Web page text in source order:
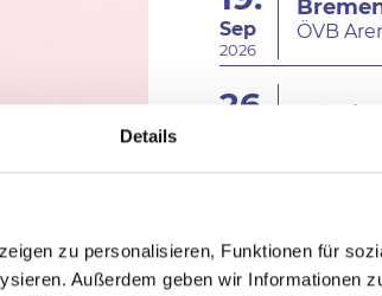
Details
zu personalisieren, Funktionen für
Außerdem geben wir Informationen
Sep
2026
ÖVB
26.
PSD
Okt
2026